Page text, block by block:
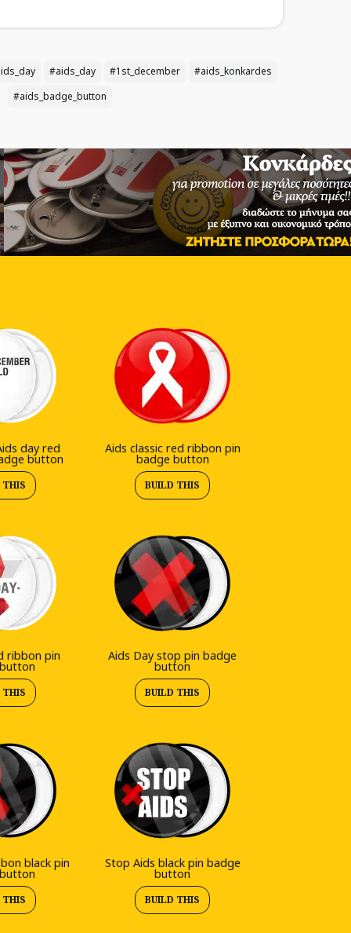
#aids_day #1st_december
#aids_konkardes
#aids_badge_button
day red
button
THIS
Aids classic red ribbon pin
badge button
BUILD THIS
ribbon pin
THIS
Aids Day stop pin badge
button
BUILD THIS
black pin
THIS
Stop Aids black pin badge
button
BUILD THIS